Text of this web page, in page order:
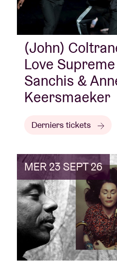
(John)
Love
Sanchis &
Keersmaeker
Derniers tickets
MER 23 SEPT 26